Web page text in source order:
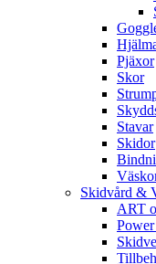
Pjäxor
Skor
Stavar
Skidor
Skidvård &
ART